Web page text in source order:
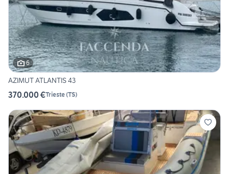
6
AZIMUT ATLANTIS 43
370.000 €Trieste(TS)